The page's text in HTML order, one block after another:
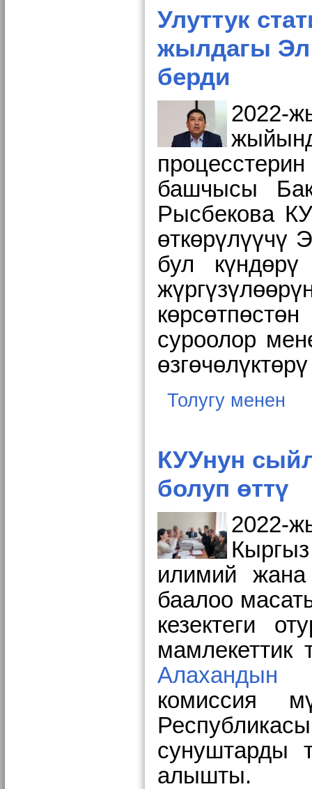
Улуттук
жылдагы Эл
берди
2022-
башчысы
Рысбекова
өткөрүлүүчү
бул
суроолор
Толугу менен
КУУнун
болуп өттү
2022-
илимий жана
баалоо
кезектеги
Алахандын
комиссия
сунуштарды
алышты.